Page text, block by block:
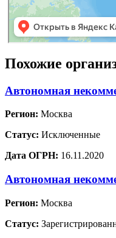
Похожие
Автономная
Регион: Москва
Статус: Исключенные
Дата ОГРН: 16.11.2020
Автономная
Регион: Москва
Статус: